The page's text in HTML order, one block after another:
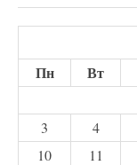
Пн
Вт
3
4
10
11